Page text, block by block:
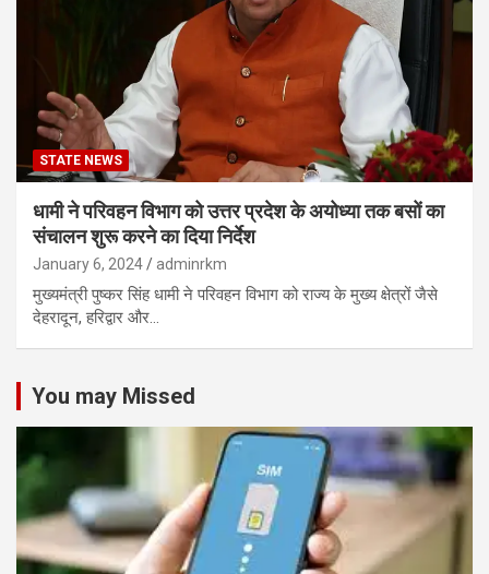
STATE NEWS
धामी ने परिवहन विभाग को उत्तर प्रदेश के अयोध्या तक बसों का
संचालन शुरू करने का दिया निर्देश
January 6, 2024 adminrkm
मुख्यमंत्री पुष्कर सिंह धामी ने परिवहन विभाग को राज्य के मुख्य क्षेत्रों जैसे
देहरादून, हरिद्वार और…
You may Missed